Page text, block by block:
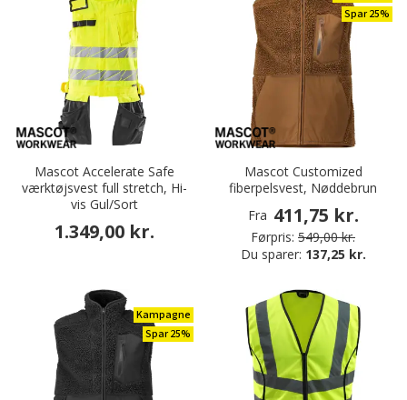
Mascot Accelerate Safe
værktøjsvest full stretch, Hi-
vis Gul/Sort
1.349,00 kr.
Spar 25%
Mascot Customized
fiberpelsvest, Nøddebrun
Fra 411,75 kr.
Førpris: 549,00 kr.
Du sparer: 137,25 kr.
Kampagne
Spar 25%